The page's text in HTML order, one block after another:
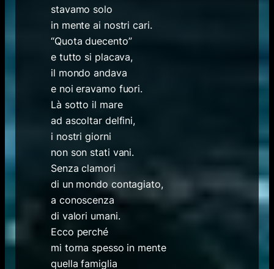
stavamo solo
in mente ai nostri cari.
“Quota duecento”
e tutto si placava,
il mondo andava
e noi eravamo fuori.
Là sotto il mare
ad ascoltar delfini,
i nostri giorni
non son stati vani.
Senza clamori
di un mondo contagiato,
a conoscenza
di valori umani.
Ecco perché
mi torna spesso in mente
quella famiglia